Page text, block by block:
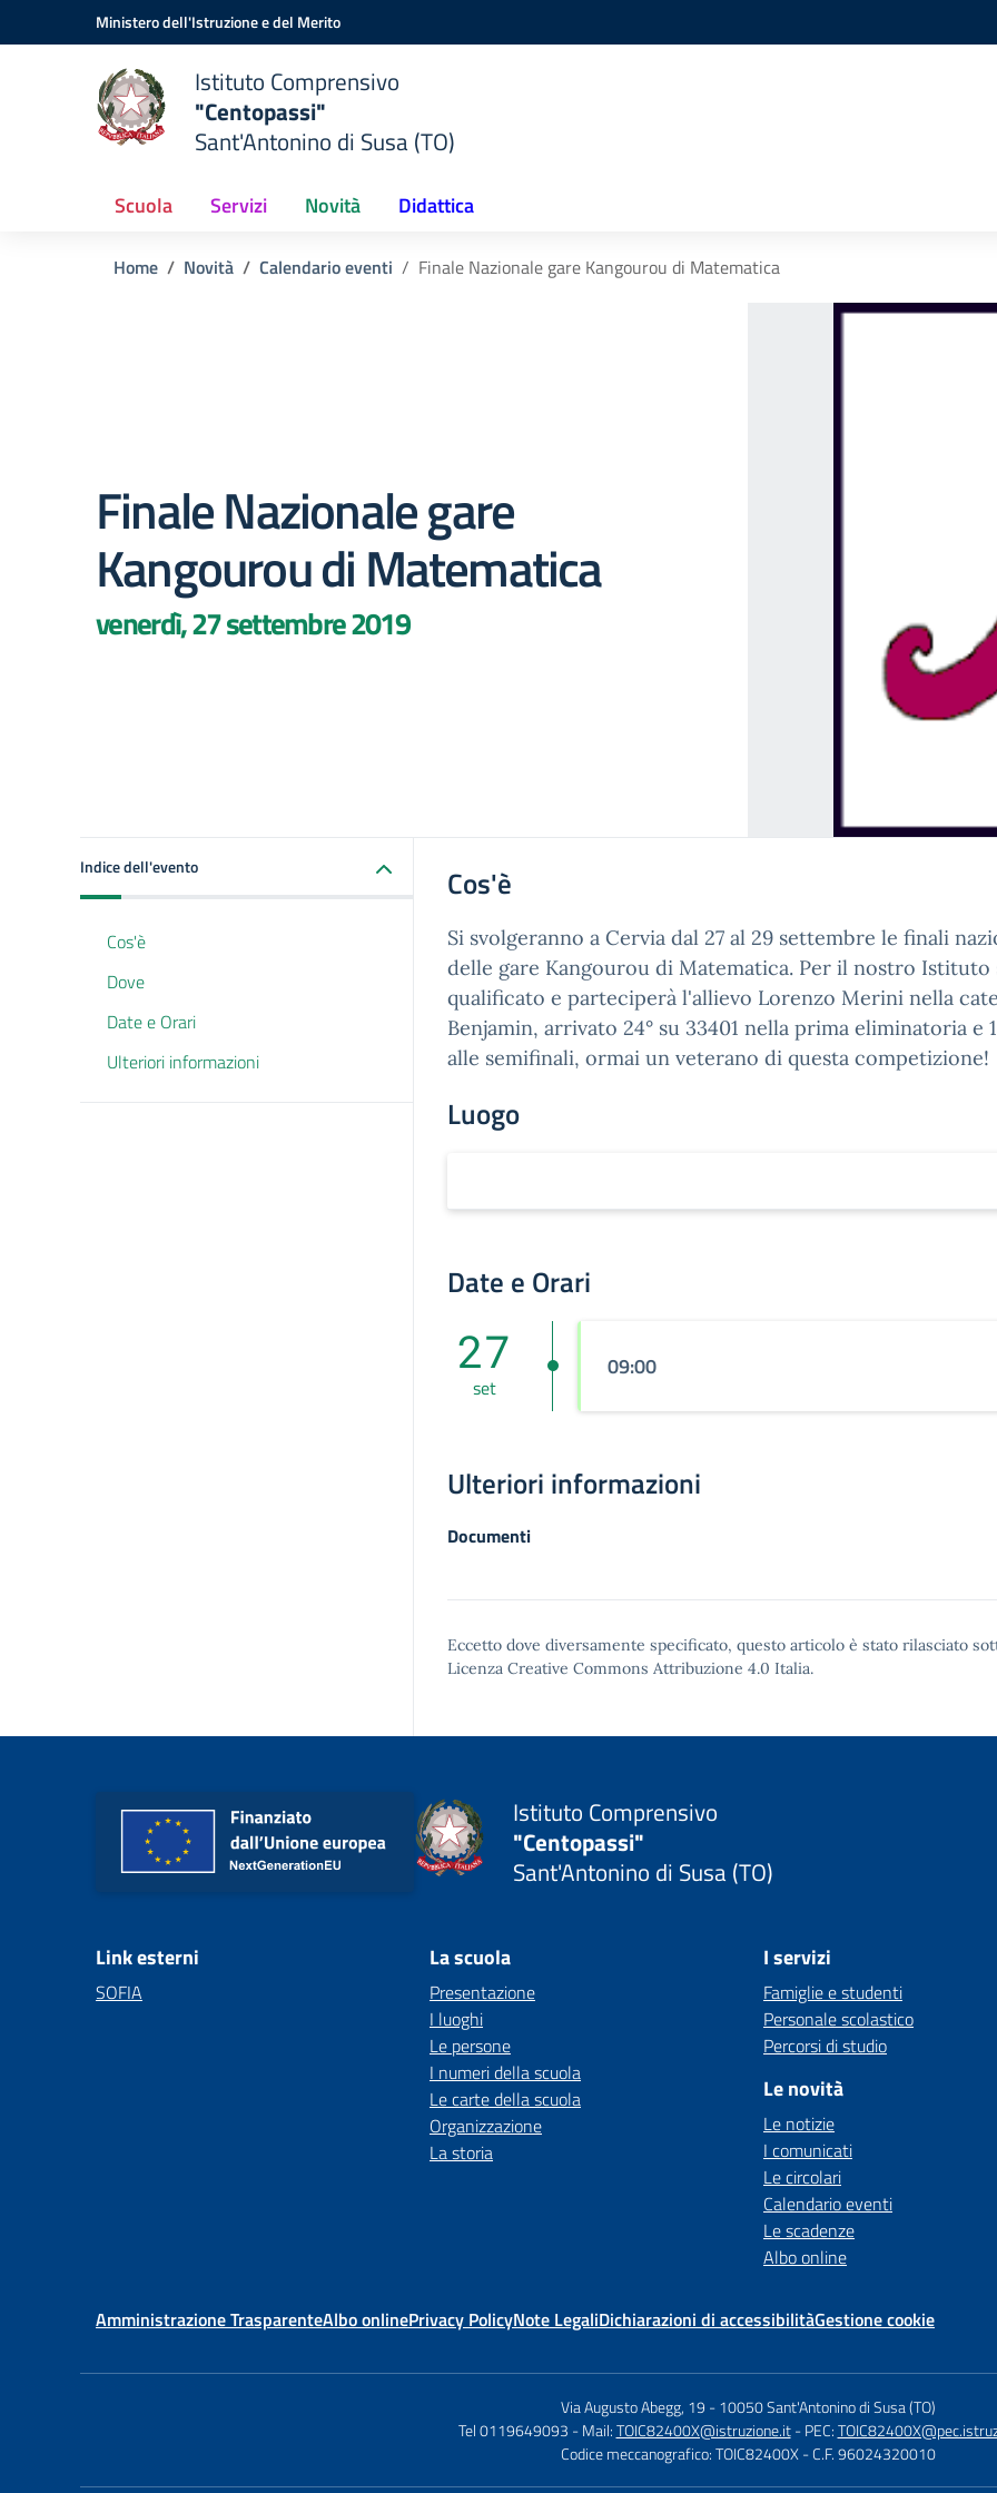
Vai ai contenuti
Vai al menu di navigazioneMinistero dell'Istruzione e del Merito
Istituto Comprensivo
"Centopassi"
Sant'Antonino di Susa (TO)
Scuola Servizi Novità Didattica
Home Novità Calendario eventi Finale Nazionale gare Kangourou di Matematica
Finale Nazionale gare
Kangourou di Matematica
venerdì, 27 settembre 2019
Indice dell'evento
Cos'è
Dove
Date e Orari
Ulteriori informazioni
Cos'è
Si svolgeranno a Cervia dal 27 al 29 settembre le finali
delle gare Kangourou di Matematica. Per il nostro Istituto
qualificato e parteciperà l'allievo Lorenzo Merini nella
Benjamin, arrivato 24° su 33401 nella prima eliminatoria e
alle semifinali, ormai un veterano di questa competizione!
Luogo
Date e Orari
27
set
09:00
Ulteriori informazioni
Documenti
Eccetto dove diversamente specificato, questo articolo è stato rilasciato
Licenza Creative Commons Attribuzione 4.0 Italia.
Istituto Comprensivo
"Centopassi"
Sant'Antonino di Susa (TO)
Link esterni
SOFIA
La scuola
Presentazione
I luoghi
Le persone
I numeri della scuola
Le carte della scuola
Organizzazione
La storia
I servizi
Famiglie e studenti
Personale scolastico
Percorsi di studio
Le novità
Le notizie
I comunicati
Le circolari
Calendario eventi
Le scadenze
Albo online
Amministrazione TrasparenteAlbo onlinePrivacy PolicyNote LegaliDichiarazioni di accessibilitàGestione cookie
Via Augusto Abegg, 19 -10050 Sant'Antonino di Susa (TO)
Tel 0119649093 - Mail:TOIC82400X@istruzione.it - PEC:
Codice meccanografico: TOIC82400X - C.F. 96024320010